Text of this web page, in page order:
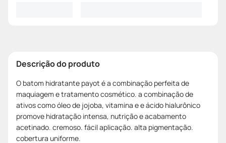
Descrição do produto
O batom hidratante payot é a combinação perfeita de
maquiagem e tratamento cosmético. a combinação de
ativos como óleo de jojoba, vitamina e e ácido hialurônico
promove hidratação intensa, nutrição e acabamento
acetinado. cremoso. fácil aplicação. alta pigmentação.
cobertura uniforme.